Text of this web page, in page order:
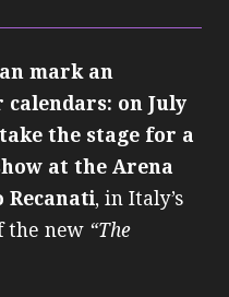
mark an
on July
the stage for a
at the Arena
Recanati, in Italy’s
the new “The